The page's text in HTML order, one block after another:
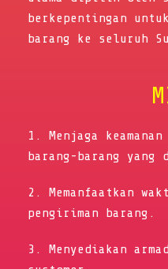
berkepentingan
barang ke seluruh
1. Menjaga
barang-barang yang
2. Memanfaatkan
pengiriman barang.
3. Menyediakan